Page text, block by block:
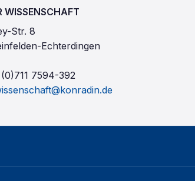
WISSENSCHAFT
Str. 8
Echterdingen
7594-392